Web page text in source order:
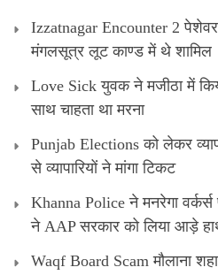
Izzatnagar Encounter 2
मंगलसूत्र लूट काण्‍ड में थे शामिल
Love Sick युवक ने मजीठा में
साथ चाहता था मरना
Punjab Elections को लेकर
से व्यापारियों ने मांगा टिकट
Khanna Police ने मनरेगा वर्कर्स
ने AAP सरकार को लिया आड़े
Waqf Board Scam मौलाना